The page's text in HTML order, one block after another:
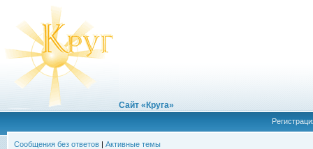
Сайт «Круга»
Сообщения без ответов | Активные темы